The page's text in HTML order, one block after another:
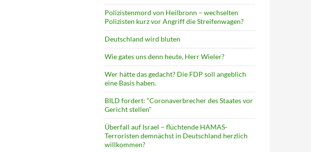
Polizistenmord von Heilbronn – wechselten
Polizisten kurz vor Angriff die Streifenwagen?
Deutschland wird bluten
Wie gates uns denn heute, Herr Wieler?
Wer hätte das gedacht? Die FDP soll angeblich
eine Basis haben.
BILD fordert: “Coronaverbrecher des Staates vor
Gericht stellen”
Überfall auf Israel – flüchtende HAMAS-
Terroristen demnächst in Deutschland herzlich
willkommen?